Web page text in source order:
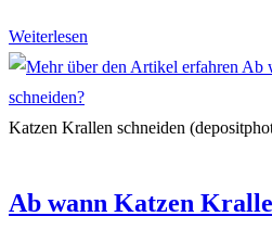
Weiterlesen
wann
man
lassen
Katzen Krallen schneiden
Ab wann Katzen